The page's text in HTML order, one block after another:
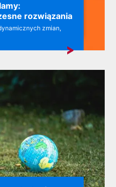
rozwiązania
zmian,